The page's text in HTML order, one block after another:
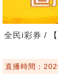
全民i彩券 /
直播時間：